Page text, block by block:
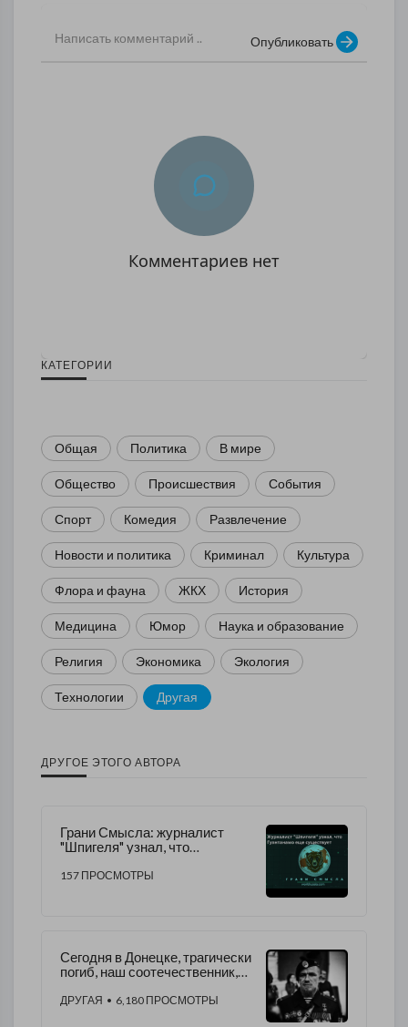
Опубликовать
Комментариев нет
КАТЕГОРИИ
Общая Политика В мире
Общество Происшествия События
Спорт Комедия Развлечение
Новости и политика Криминал Культура
Флора и фауна ЖКХ История
Медицина Юмор Наука и образование
Религия Экономика Экология
Технологии Другая
ДРУГОЕ ЭТОГО АВТОРА
Грани Смысла: журналист
"Шпигеля" узнал, что
157 ПРОСМОТРЫ
​Сегодня в Донецке, трагически
погиб, наш соотечественник,
(Моторола)
ДРУГАЯ • 6,180 ПРОСМОТРЫ